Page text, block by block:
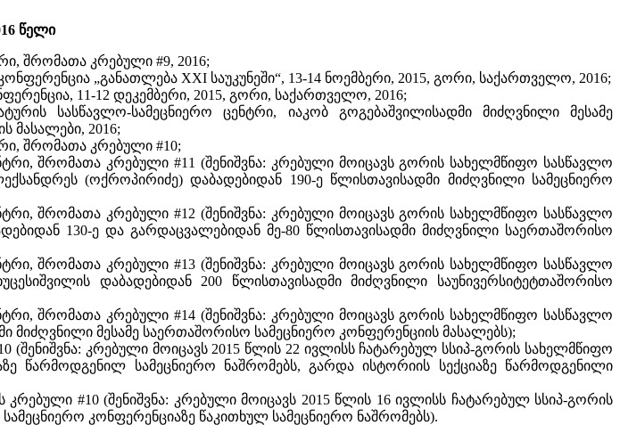
წელი
შრომათა კრებული #9, 2016;
„განათლება XXI საუკუნეში“, 13-14 ნოემბერი, 2015, გორი, საქართველო, 2016;
11-12 დეკემბერი, 2015, გორი, საქართველო, 2016;
სასწავლო-სამეცნიერო ცენტრი, იაკობ გოგებაშვილისადმი მიძღვნილი მესამე
მასალები, 2016;
შრომათა კრებული #10;
შრომათა კრებული #11 (შენიშვნა: კრებული მოიცავს გორის სახელმწიფო სასწავლო
(ოქროპირიძე) დაბადებიდან 190-ე წლისთავისადმი მიძღვნილი სამეცნიერო
შრომათა კრებული #12 (შენიშვნა: კრებული მოიცავს გორის სახელმწიფო სასწავლო
130-ე და გარდაცვალებიდან მე-80 წლისთავისადმი მიძღვნილი საერთაშორისო
შრომათა კრებული #13 (შენიშვნა: კრებული მოიცავს გორის სახელმწიფო სასწავლო
დაბადებიდან 200 წლისთავისადმი მიძღვნილი საუნივერსიტეტთაშორისო
შრომათა კრებული #14 (შენიშვნა: კრებული მოიცავს გორის სახელმწიფო სასწავლო
მიძღვნილი მესამე საერთაშორისო სამეცნიერო კონფერენციის მასალებს);
კრებული მოიცავს 2015 წლის 22 ივლისს ჩატარებულ სსიპ-გორის სახელმწიფო
წარმოდგენილ სამეცნიერო ნაშრომებს, გარდა ისტორიის სექციაზე წარმოდგენილი
#10 (შენიშვნა: კრებული მოიცავს 2015 წლის 16 ივლისს ჩატარებულ სსიპ-გორის
კონფერენციაზე წაკითხულ სამეცნიერო ნაშრომებს).